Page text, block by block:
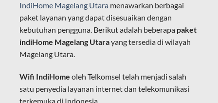
Dengan teknologi ini, IndiHome memberikan pengalaman
internet yang lebih baik bagi pengguna untuk bekerja,
belajar, dan hiburan di rumah.
IndiHome sering disebut sebagai WiFi IndiHome karena
fiber optic dapat dikoneksikan melalui perangkat router
WiFi.
IndiHome Magelang Utara menawarkan berbagai
paket layanan yang dapat disesuaikan dengan
kebutuhan pengguna. Berikut adalah beberapa paket
indiHome Magelang Utarayang tersedia di wilayah
Magelang Utara.
Wifi IndiHome oleh Telkomsel telah menjadi salah
satu penyedia layanan internet dan telekomunikasi
terkemuka di Indonesia.